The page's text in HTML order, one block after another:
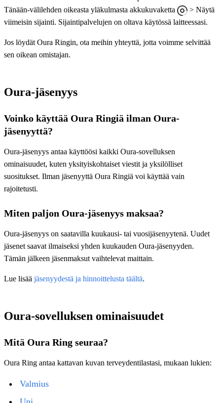
Tänään-välilehden oikeasta yläkulmasta akkukuvaketta
> Näytä
viimeisin sijainti. Sijaintipalvelujen on oltava käytössä laitteessasi.
Jos löydät Oura Ringin, ota meihin yhteyttä, jotta voimme selvittää
sen oikean omistajan.
Oura-jäsenyys
Voinko käyttää Oura Ringiä ilman Oura-
jäsenyyttä?
Oura-jäsenyys antaa käyttöösi kaikki Oura-sovelluksen
ominaisuudet, kuten yksityiskohtaiset viestit ja yksilölliset
suositukset. Ilman jäsenyyttä Oura Ringiä voi käyttää vain
rajoitetusti.
Miten paljon Oura-jäsenyys maksaa?
Oura-jäsenyys on saatavilla kuukausi- tai vuosijäsenyytenä. Uudet
jäsenet saavat ilmaiseksi yhden kuukauden Oura-jäsenyyden.
Tämän jälkeen jäsenmaksut vaihtelevat maittain.
Lue lisää jäsenyydestä ja hinnoittelusta täältä.
Oura-sovelluksen ominaisuudet
Mitä Oura Ring seuraa?
Oura Ring antaa kattavan kuvan terveydentilastasi, mukaan lukien:
Valmius